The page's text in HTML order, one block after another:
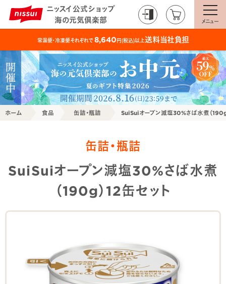
ニッスイ公式ショップ
海の元気倶楽部
メニュー
常温便・冷凍便それぞれで8,640円(税込)以上送料当社負担
ホーム 食品 缶詰・瓶詰 SuiSuiオープン減塩30%さば水煮（190g
缶詰・瓶詰
SuiSuiオープン減塩30%さば水煮
（190g）12缶セット